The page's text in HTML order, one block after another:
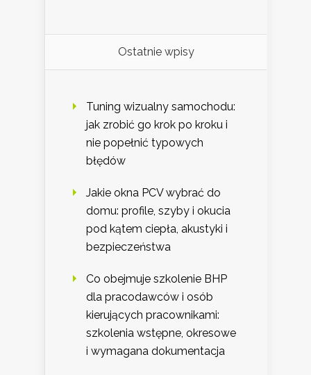
Ostatnie wpisy
Tuning wizualny samochodu:
jak zrobić go krok po kroku i
nie popełnić typowych
błędów
Jakie okna PCV wybrać do
domu: profile, szyby i okucia
pod kątem ciepła, akustyki i
bezpieczeństwa
Co obejmuje szkolenie BHP
dla pracodawców i osób
kierujących pracownikami:
szkolenia wstępne, okresowe
i wymagana dokumentacja